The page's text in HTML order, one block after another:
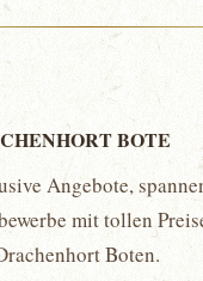
BOTE
Angebote,
mit tollen
Boten.